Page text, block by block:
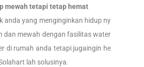
mewah tetapi tetap hemat
anda yang menginginkan hidup ny
dan mewah dengan fasilitas water
di rumah anda tetapi jugaingin he
lah solusinya.